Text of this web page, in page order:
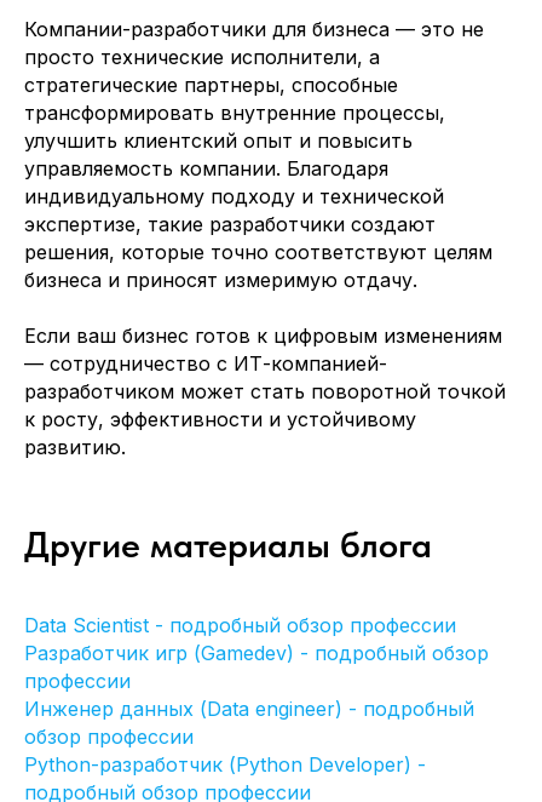
Компании-разработчики для бизнеса — это не
просто технические исполнители, а
стратегические партнеры, способные
трансформировать внутренние процессы,
улучшить клиентский опыт и повысить
управляемость компании. Благодаря
индивидуальному подходу и технической
экспертизе, такие разработчики создают
решения, которые точно соответствуют целям
бизнеса и приносят измеримую отдачу.
Если ваш бизнес готов к цифровым изменениям
— сотрудничество с ИТ-компанией-
разработчиком может стать поворотной точкой
к росту, эффективности и устойчивому
развитию.
Другие материалы блога
Data Scientist - подробный обзор профессии
Разработчик игр (Gamedev) - подробный обзор
профессии
Инженер данных (Data engineer) - подробный
обзор профессии
Python-разработчик (Python Developer) -
подробный обзор профессии
Телефон или мессенджер или почта (telegram, WhatsApp, email)
Какие специалисты требуются
Заполняя данную форму, вы даете
данныхи соглашаетесь сПолитикой в
отношении обработки персональных
данных
Отправить резюме
Компания
Клиенты
Кейсы
Блог
FAQ
+7 (499)3468461